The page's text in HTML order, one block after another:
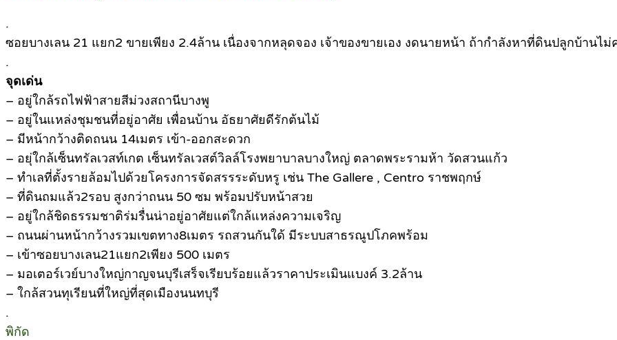
.
ซอยบางเลน 21 แยก2 ขายเพียง 2.4ล้าน เนื่องจากหลุดจอง เจ้าของขายเอง งดนายหน้า ถ้ากำลังหาที่ดินปลูกบ้านไ
.
จุดเด่น
– อยู่ใกล้รถไฟฟ้าสายสีม่วงสถานีบางพู
– อยู่ในแหล่งชุมชนที่อยู่อาศัย เพื่อนบ้าน อัธยาศัยดีรักต้นไม้
– มีหน้ากว้างติดถนน 14เมตร เข้า-ออกสะดวก
– อยุ่ใกล้เซ็นทรัลเวสท์เกต เซ็นทรัลเวสต์วิลล์โรงพยาบาลบางใหญ่ ตลาดพระรามห้า วัดสวนแก้ว
– ทำเลที่ตั้งรายล้อมไปด้วยโครงการจัดสรรระดับหรู เช่น The Gallere , Centro ราชพฤกษ์
– ที่ดินถมแล้ว2รอบ สูงกว่าถนน 50 ซม พร้อมปรับหน้าสวย
– อยู่ใกล้ชิดธรรมชาติร่มรื่นน่าอยู่อาศัยแต่ใกล้แหล่งความเจริญ
– ถนนผ่านหน้ากว้างรวมเขตทาง8เมตร รถสวนกันใด้ มีระบบสาธรณูปโภคพร้อม
– เข้าซอยบางเลน21แยก2เพียง 500 เมตร
– มอเตอร์เวย์บางใหญ่กาญจนบุรีเสร็จเรียบร้อยแล้วราคาประเมินแบงค์ 3.2ล้าน
– ใกล้สวนทุเรียนที่ใหญ่ที่สุดเมืองนนทบุรี
.
พิกัด